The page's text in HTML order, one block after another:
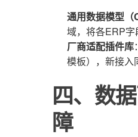
通用数据模型（
域，将各ERP字
厂商适配插件库
模板），新接入
四、数
障